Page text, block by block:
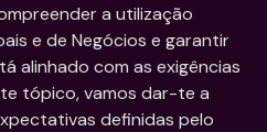
a utilização
e de Negócios e garantir
alinhado com as exigências
tópico, vamos dar-te a
definidas pelo